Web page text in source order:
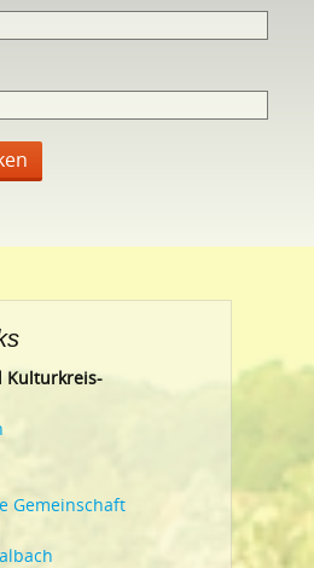
Kulturkreis-
Gemeinschaft